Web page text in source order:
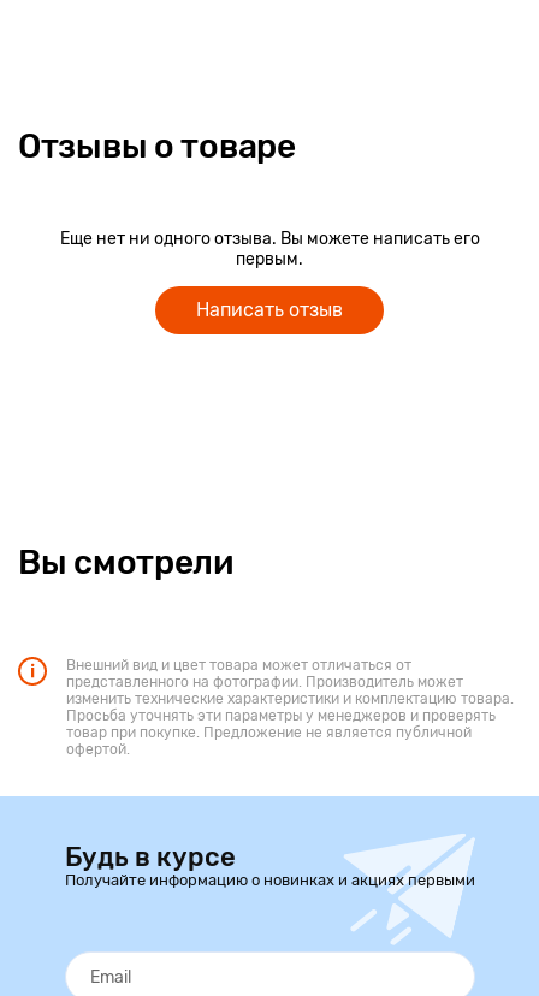
Отзывы о товаре
Еще нет ни одного отзыва. Вы можете написать его
первым.
Написать отзыв
Вы смотрели
Внешний вид и цвет товара может отличаться от
представленного на фотографии. Производитель может
изменить технические характеристики и комплектацию товара.
Просьба уточнять эти параметры у менеджеров и проверять
товар при покупке. Предложение не является публичной
офертой.
Будь в курсе
Получайте информацию о новинках и акциях первыми